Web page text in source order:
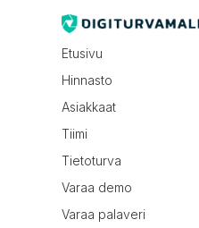
Etusivu
Hinnasto
Asiakkaat
Tiimi
Tietoturva
Varaa demo
Varaa palaveri